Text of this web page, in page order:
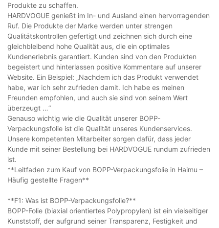
Produkte zu schaffen.
HARDVOGUE genießt im In- und Ausland einen hervorragenden
Ruf. Die Produkte der Marke werden unter strengen
Qualitätskontrollen gefertigt und zeichnen sich durch eine
gleichbleibend hohe Qualität aus, die ein optimales
Kundenerlebnis garantiert. Kunden sind von den Produkten
begeistert und hinterlassen positive Kommentare auf unserer
Website. Ein Beispiel: „Nachdem ich das Produkt verwendet
habe, war ich sehr zufrieden damit. Ich habe es meinen
Freunden empfohlen, und auch sie sind von seinem Wert
überzeugt …“
Genauso wichtig wie die Qualität unserer BOPP-
Verpackungsfolie ist die Qualität unseres Kundenservices.
Unsere kompetenten Mitarbeiter sorgen dafür, dass jeder
Kunde mit seiner Bestellung bei HARDVOGUE rundum zufrieden
ist.
**Leitfaden zum Kauf von BOPP-Verpackungsfolie in Haimu –
Häufig gestellte Fragen**
**F1: Was ist BOPP-Verpackungsfolie?**
BOPP-Folie (biaxial orientiertes Polypropylen) ist ein vielseitiger
Kunststoff, der aufgrund seiner Transparenz, Festigkeit und